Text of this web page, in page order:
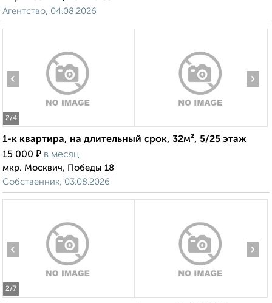
Агентство, 04.08.2026
2/4
‹ ›
1-к квартира, на длительный срок, 32м², 5/25 этаж
15 000 ₽ в месяц
мкр. Москвич, Победы 18
Собственник, 03.08.2026
2/7
‹ ›